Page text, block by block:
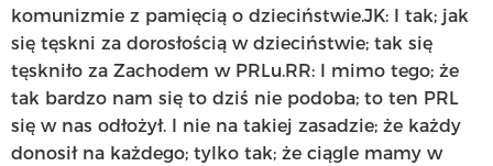
komunizmie z pamięcią o dzieciństwie.JK: I tak; jak
się tęskni za dorosłością w dzieciństwie; tak się
tęskniło za Zachodem w PRLu.RR: I mimo tego; że
tak bardzo nam się to dziś nie podoba; to ten PRL
się w nas odłożył. I nie na takiej zasadzie; że każdy
donosił na każdego; tylko tak; że ciągle mamy w